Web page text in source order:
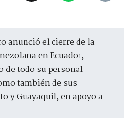
en Ecuador,
de todo su personal
también de sus
y Guayaquil, en apoyo a